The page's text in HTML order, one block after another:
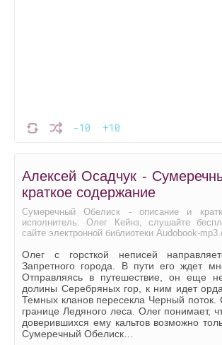
-10 +10
Алексей Осадчук -
краткое содержание
Сумеречный Обелиск - описание и
исполнитель: Олег Кейнз, слушайте
сайте электронной библиотеки Audobook-
Олег с горсткой неписей
Запретного города. В пути его ждет
Отправляясь в путешествие, он еще
долины Серебряных гор, к ним идет
Темных кланов пересекла Черный поток.
границе Ледяного леса. Олег понимает,
доверившихся ему кальтов возможно
Сумеречный Обелиск…